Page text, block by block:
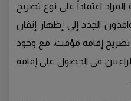
اعتماداً على نوع تصريح
الجدد إلى إظهار إتقان
إقامة مؤقت، مع وجود
في الحصول على إقامة